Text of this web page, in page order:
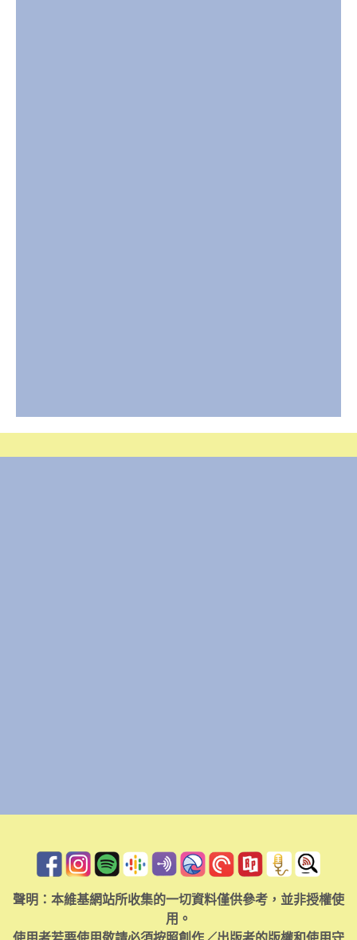
聲明：本維基網站所收集的一切資料僅供參考，並非授權使
用。